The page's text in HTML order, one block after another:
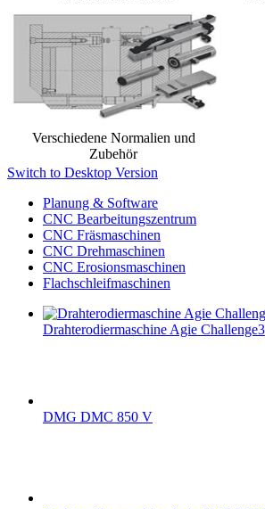
Verschiedene Normalien und
Zubehör
Switch to Desktop Version
Planung & Software
CNC Bearbeitungszentrum
CNC Fräsmaschinen
CNC Drehmaschinen
CNC Erosionsmaschinen
Flachschleifmaschinen
Drahterodiermaschine Agie Challenge3
DMG DMC 850 V